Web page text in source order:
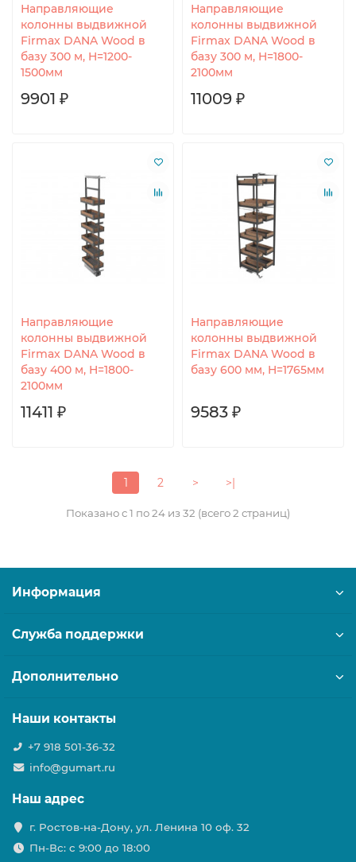
Направляющие
колонны выдвижной
Firmax DANA Wood в
базу 300 м, H=1200-
1500мм
9901 ₽
Направляющие
колонны выдвижной
Firmax DANA Wood в
базу 300 м, H=1800-
2100мм
11009 ₽
Направляющие
колонны выдвижной
Firmax DANA Wood в
базу 400 м, H=1800-
2100мм
11411 ₽
Направляющие
колонны выдвижной
Firmax DANA Wood в
базу 600 мм, H=1765мм
9583 ₽
1 2 > >|
Показано с 1 по 24 из 32 (всего 2 страниц)
Информация
Служба поддержки
Дополнительно
Наши контакты
+7 918 501-36-32
info@gumart.ru
Наш адрес
г. Ростов-на-Дону, ул. Ленина 10 оф. 32
Пн-Вс: c 9:00 до 18:00